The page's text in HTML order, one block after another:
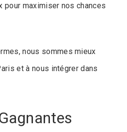
maximiser nos chances
nous sommes mieux
et à nous intégrer dans